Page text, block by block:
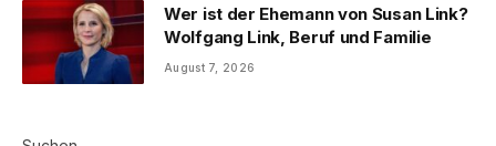
Wer ist der Ehemann von Susan Link?
Wolfgang Link, Beruf und Familie
August 7, 2026